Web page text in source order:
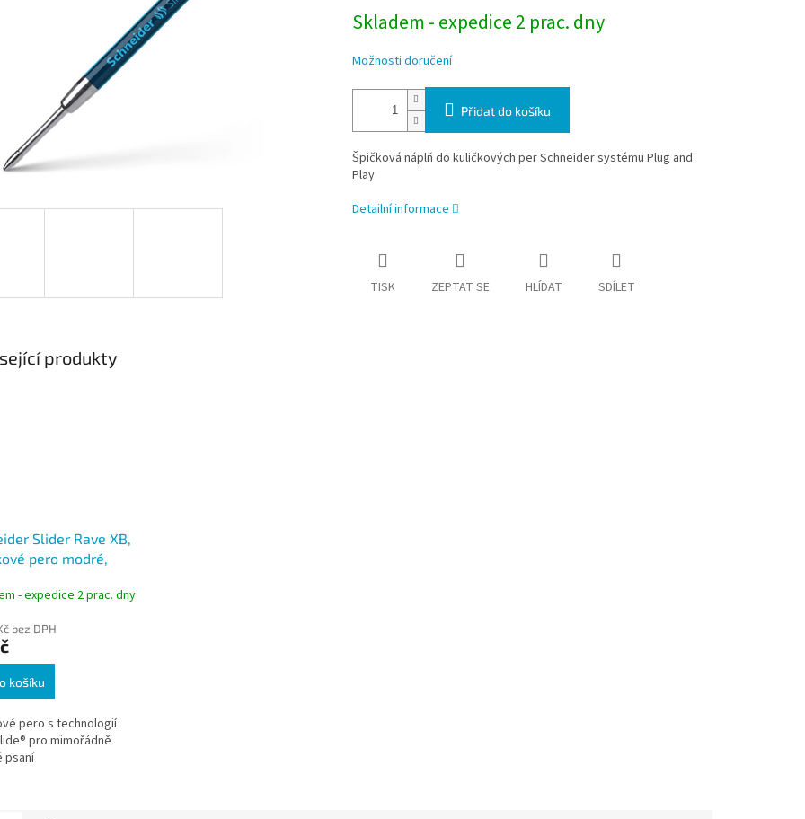
Skladem - expedice 2 prac. dny
Možnosti doručení
Přidat do košíku
Špičková náplň do kuličkových per Schneider systému Plug and
Play
Detailní informace
TISK ZEPTAT SE HLÍDAT SDÍLET
produkty
Slider Rave XB,
pero modré,
- expedice 2 prac. dny
bez DPH
košíku
pero s technologií
pro mimořádně
psaní